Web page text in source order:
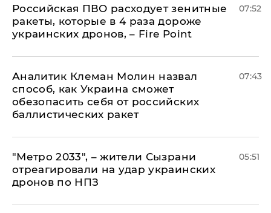
Российская ПВО расходует зенитные
ракеты, которые в 4 раза дороже
украинских дронов, – Fire Point
07:52
Аналитик Клеман Молин назвал
способ, как Украина сможет
обезопасить себя от российских
баллистических ракет
07:43
"Метро 2033", – жители Сызрани
отреагировали на удар украинских
дронов по НПЗ
05:51